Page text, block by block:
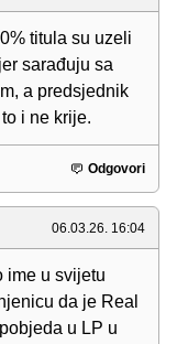
titula su uzeli
sarađuju sa
a predsjednik
i ne krije.
Odgovori
06.03.26. 16:04
ime u svijetu
da je Real
u LP u